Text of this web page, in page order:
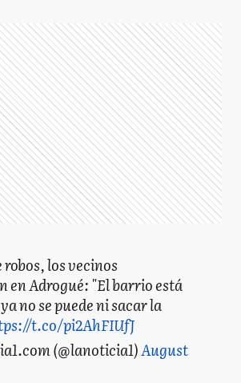
robos, los vecinos
en Adrogué: "El barrio está
no se puede ni sacar la
t.co/pi2AhFIUfJ
(@lanoticia1)August